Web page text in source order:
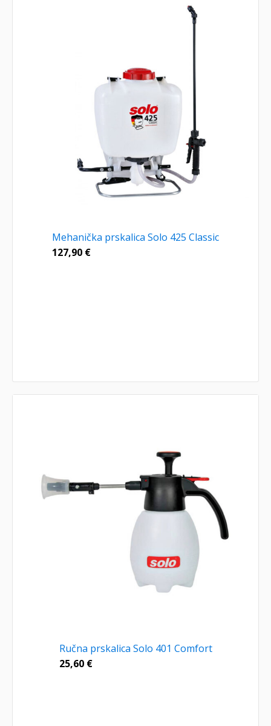
Mehanička prskalica Solo 425 Classic
127,90 €
Ručna prskalica Solo 401 Comfort
25,60 €